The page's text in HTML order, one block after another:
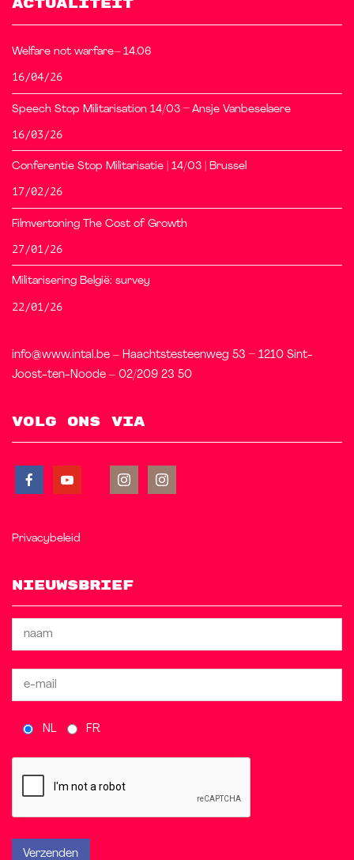
ACTUALITEIT
Welfare not warfare– 14.06
16/04/26
Speech Stop Militarisation 14/03 – Ansje Vanbeselaere
16/03/26
Conferentie Stop Militarisatie | 14/03 | Brussel
17/02/26
Filmvertoning The Cost of Growth
27/01/26
Militarisering België: survey
22/01/26
info@www.intal.be – Haachtstesteenweg 53 – 1210 Sint-
Joost-ten-Noode – 02/209 23 50
Volg ons via
Privacybeleid
Nieuwsbrief
NL FR